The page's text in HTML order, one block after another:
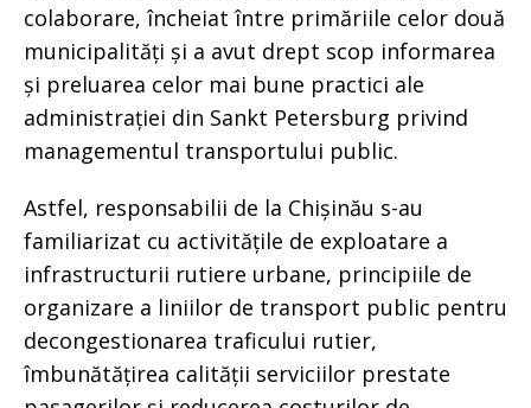
colaborare, încheiat între primăriile celor două
municipalități și a avut drept scop informarea
și preluarea celor mai bune practici ale
administrației din Sankt Petersburg privind
managementul transportului public.
Astfel, responsabilii de la Chișinău s-au
familiarizat cu activitățile de exploatare a
infrastructurii rutiere urbane, principiile de
organizare a liniilor de transport public pentru
decongestionarea traficului rutier,
îmbunătățirea calității serviciilor prestate